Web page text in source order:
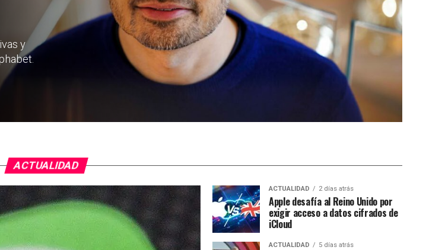
y
ACTUALIDAD
ACTUALIDAD 2 días atrás
Apple desafía al Reino Unido por
exigir acceso a datos cifrados de
iCloud
ACTUALIDAD 5 días atrás